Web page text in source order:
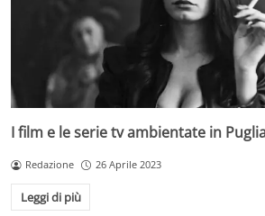
I film e le serie tv ambientate in
Redazione 26 Aprile 2023
Leggi di più